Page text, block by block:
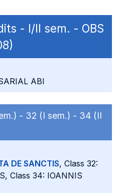
- I/II sem. - OBS
ABI
- 32 (I sem.) - 34 (II
DE SANCTIS, Class 32:
Class 34: IOANNIS